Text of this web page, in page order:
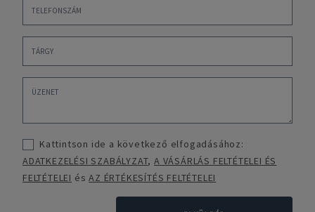
Kattintson ide a következő elfogadásához:
ADATKEZELÉSI SZABÁLYZAT,A VÁSÁRLÁS FELTÉTELEI ÉS
FELTÉTELEI ésAZ ÉRTÉKESÍTÉS FELTÉTELEI